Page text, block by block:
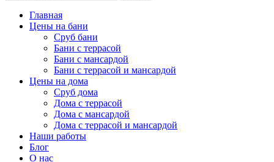
Главная
Цены на бани
Сруб бани
Бани с террасой
Бани с мансардой
Бани с террасой и мансардой
Цены на дома
Сруб дома
Дома с террасой
Дома с мансардой
Дома с террасой и мансардой
Наши работы
Блог
О нас